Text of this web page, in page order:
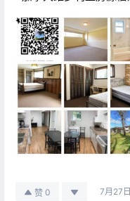
赞 0 7月27日